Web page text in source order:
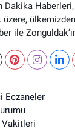
Dakika
üzere,
ile
Eczaneler
Vakitleri